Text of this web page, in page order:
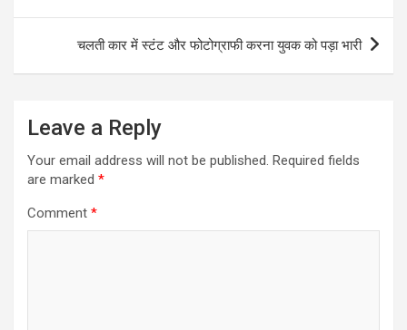
o
k
g
e
r
m
चलती कार में स्टंट और फोटोग्राफी करना युवक को पड़ा भारी
Leave a Reply
Your email address will not be published. Required fields
are marked *
Comment *